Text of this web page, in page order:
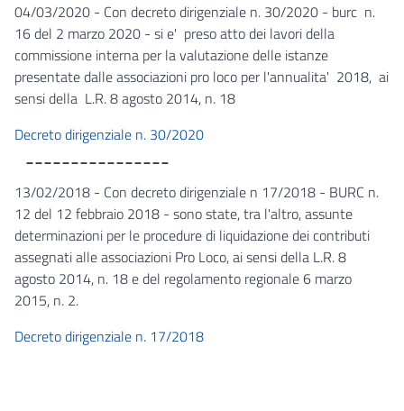
04/03/2020 - Con decreto dirigenziale n. 30/2020 - burc n.
16 del 2 marzo 2020 - si e' preso atto dei lavori della
commissione interna per la valutazione delle istanze
presentate dalle associazioni pro loco per l'annualita' 2018, ai
sensi della L.R. 8 agosto 2014, n. 18
Decreto dirigenziale n. 30/2020
13/02/2018 - Con decreto dirigenziale n 17/2018 - BURC n.
12 del 12 febbraio 2018 - sono state, tra l'altro, assunte
determinazioni per le procedure di liquidazione dei contributi
assegnati alle associazioni Pro Loco, ai sensi della L.R. 8
agosto 2014, n. 18 e del regolamento regionale 6 marzo
2015, n. 2.
Decreto dirigenziale n. 17/2018